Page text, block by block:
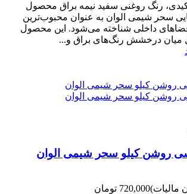
رنگ روغنی سفید نیمه براق محصول
سحر شیمی الوان به عنوان محبوب‌ترین
داخلی شناخته می‌شود. این محصول
میان درخشش رنگ‌های براق و...
روشن کیلو سحر شیمی الوان
مالیات)720,000 تومان